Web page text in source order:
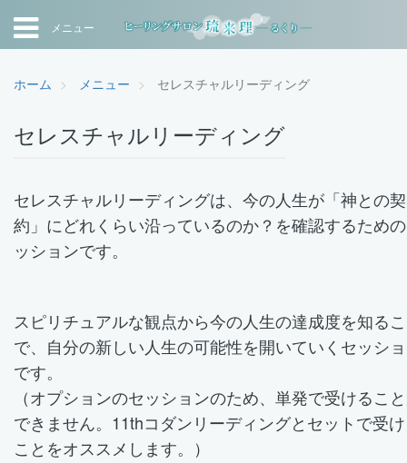
メニュー
ホーム メニュー セレスチャルリーディング
セレスチャルリーディング
セレスチャルリーディングは、今の人生が「神との契
約」にどれくらい沿っているのか？を確認するため
ッションです。
スピリチュアルな観点から今の人生の達成度を知る
で、自分の新しい人生の可能性を開いていくセッシ
です。
（オプションのセッションのため、単発で受けるこ
できません。11thコダンリーディングとセットで受
ことをオススメします。）